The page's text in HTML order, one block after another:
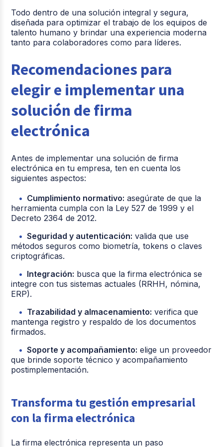
Todo dentro de una solución integral y segura,
diseñada para optimizar el trabajo de los equipos de
talento humano y brindar una experiencia moderna
tanto para colaboradores como para líderes.
Recomendaciones para
elegir e implementar una
solución de firma
electrónica
Antes de implementar una solución de firma
electrónica en tu empresa, ten en cuenta los
siguientes aspectos:
Cumplimiento normativo: asegúrate de que la
herramienta cumpla con la Ley 527 de 1999 y el
Decreto 2364 de 2012.
Seguridad y autenticación: valida que use
métodos seguros como biometría, tokens o claves
criptográficas.
Integración: busca que la firma electrónica se
integre con tus sistemas actuales (RRHH, nómina,
ERP).
Trazabilidad y almacenamiento: verifica que
mantenga registro y respaldo de los documentos
firmados.
Soporte y acompañamiento: elige un proveedor
que brinde soporte técnico y acompañamiento
postimplementación.
Transforma tu gestión empresarial
con la firma electrónica
La firma electrónica representa un paso